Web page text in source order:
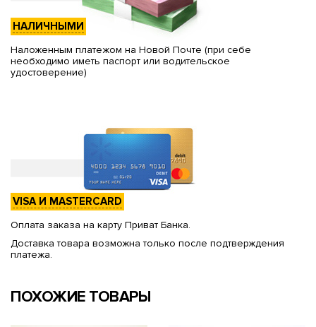
НАЛИЧНЫМИ
Наложенным платежом на Новой Почте (при себе
необходимо иметь паспорт или водительское
удостоверение)
VISA И MASTERCARD
Оплата заказа на карту Приват Банка.
Доставка товара возможна только после подтверждения
платежа.
ПОХОЖИЕ ТОВАРЫ